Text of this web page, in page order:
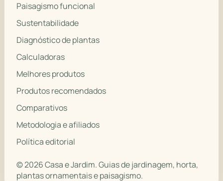
Paisagismo funcional
Sustentabilidade
Diagnóstico de plantas
Calculadoras
Melhores produtos
Produtos recomendados
Comparativos
Metodologia e afiliados
Política editorial
© 2026 Casa e Jardim. Guias de jardinagem, horta,
plantas ornamentais e paisagismo.